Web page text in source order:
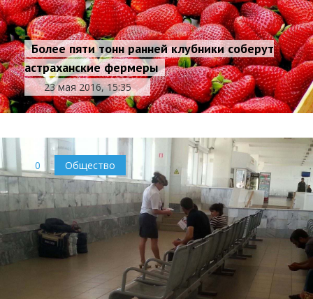
Более пяти тонн ранней клубники соберут
астраханские фермеры
23 мая 2016, 15:35
0 Общество